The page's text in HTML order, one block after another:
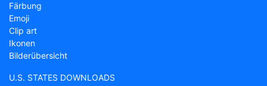
Färbung
Emoji
Clip art
Ikonen
Bilderübersicht
U.S. STATES DOWNLOADS